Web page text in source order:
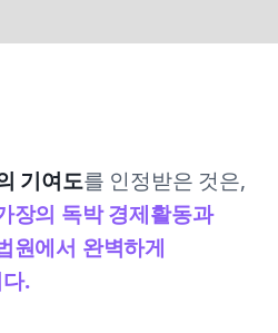
기여도를 인정받은 것은,
장의 독박 경제활동과
원에서 완벽하게
.